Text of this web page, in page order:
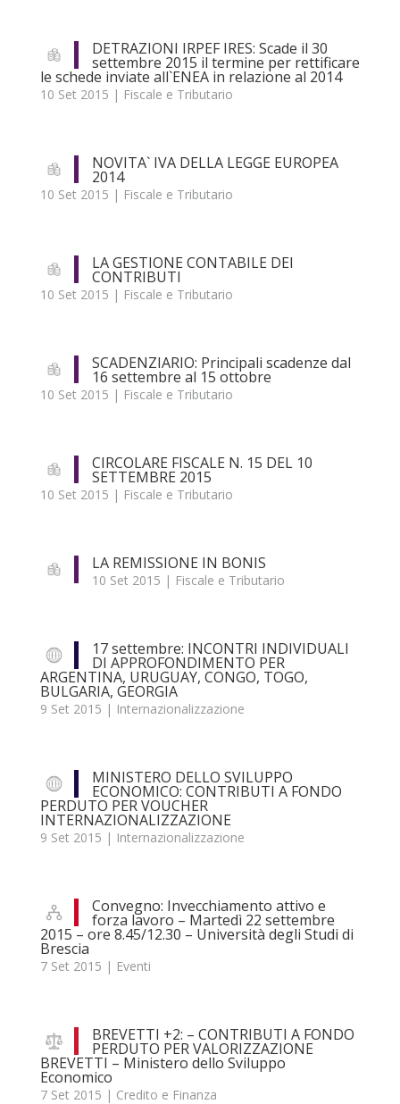
DETRAZIONI IRPEF IRES: Scade il 30
settembre 2015 il termine per rettificare
le schede inviate all`ENEA in relazione al 2014
10 Set 2015 | Fiscale e Tributario
NOVITA` IVA DELLA LEGGE EUROPEA
2014
10 Set 2015 | Fiscale e Tributario
LA GESTIONE CONTABILE DEI
CONTRIBUTI
10 Set 2015 | Fiscale e Tributario
SCADENZIARIO: Principali scadenze dal
16 settembre al 15 ottobre
10 Set 2015 | Fiscale e Tributario
CIRCOLARE FISCALE N. 15 DEL 10
SETTEMBRE 2015
10 Set 2015 | Fiscale e Tributario
LA REMISSIONE IN BONIS
10 Set 2015 | Fiscale e Tributario
17 settembre: INCONTRI INDIVIDUALI
DI APPROFONDIMENTO PER
ARGENTINA, URUGUAY, CONGO, TOGO,
BULGARIA, GEORGIA
9 Set 2015 | Internazionalizzazione
MINISTERO DELLO SVILUPPO
ECONOMICO: CONTRIBUTI A FONDO
PERDUTO PER VOUCHER
INTERNAZIONALIZZAZIONE
9 Set 2015 | Internazionalizzazione
Convegno: Invecchiamento attivo e
forza lavoro – Martedì 22 settembre
2015 – ore 8.45/12.30 – Università degli Studi di
Brescia
7 Set 2015 | Eventi
BREVETTI +2: – CONTRIBUTI A FONDO
PERDUTO PER VALORIZZAZIONE
BREVETTI – Ministero dello Sviluppo
Economico
7 Set 2015 | Credito e Finanza